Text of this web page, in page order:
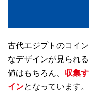
古代エジプトのコイ
なデザインが見られ
値はもちろん、 収集
インとなっています。